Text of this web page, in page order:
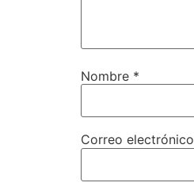
Nombre *
Correo electrónico